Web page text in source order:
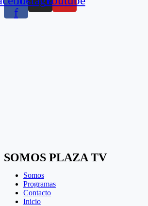
f
SOMOS PLAZA TV
Somos
Programas
Contacto
Inicio